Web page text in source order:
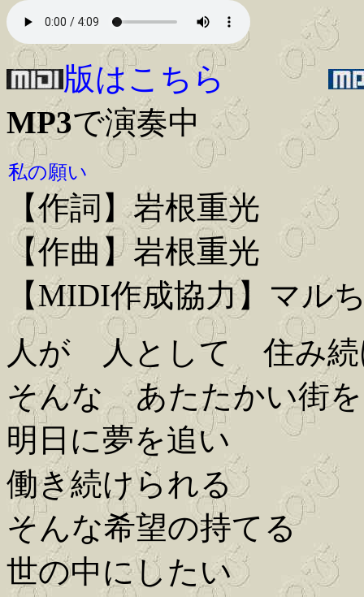
版はこちら
MP3で演奏中
私の願い
【作詞】岩根重光
【作曲】岩根重光
【MIDI作成協力】マル
人が 人として 住み続
そんな あたたかい街
明日に夢を追い
働き続けられる
そんな希望の持てる
世の中にしたい